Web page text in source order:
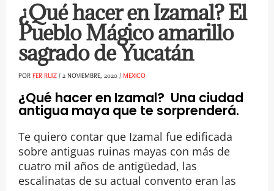
¿Qué hacer en Izamal? El
Pueblo Mágico amarillo
sagrado de Yucatán
POR FER RUIZ / 2 NOVIEMBRE, 2020 / MEXICO
¿Qué hacer en Izamal? Una ciudad
antigua maya que te sorprenderá.
Te quiero contar que Izamal fue edificada
sobre antiguas ruinas mayas con más de
cuatro mil años de antigüedad, las
escalinatas de su actual convento eran las